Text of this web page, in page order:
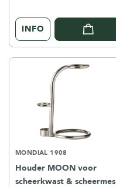
INFO
MONDIAL 1908
Houder MOON voor
scheerkwast & scheermes